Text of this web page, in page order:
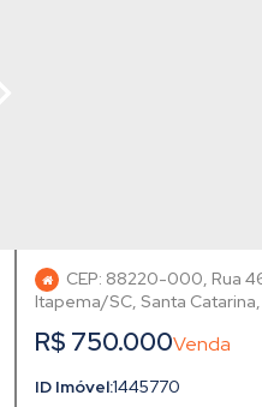
R$ 750.000
1445770
CEP: 88220-000, Rua
Itapema
, Santa Catarina,